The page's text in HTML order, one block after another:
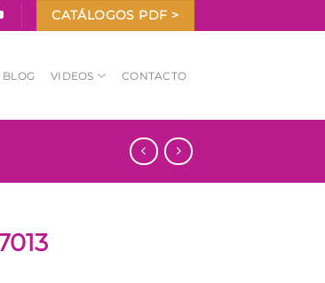
CATÁLOGOS PDF >
BLOG VIDEOS CONTACTO